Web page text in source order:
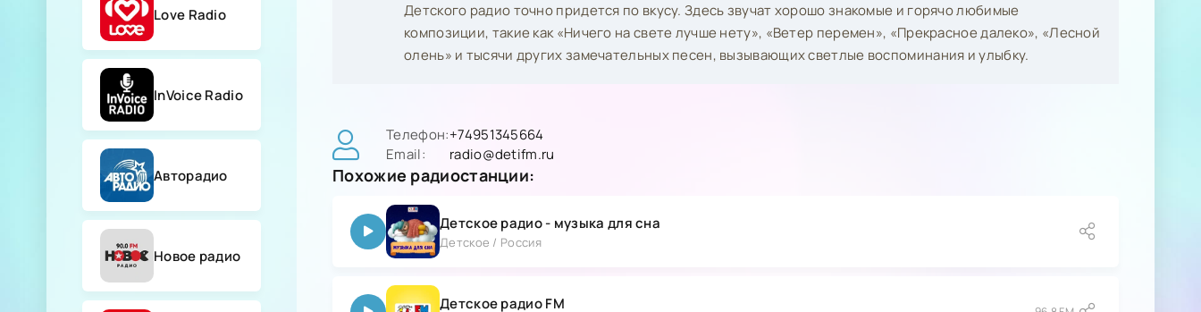
Love Radio
InVoice Radio
Авторадио
Новое радио
Детского радио точно придется по вкусу. Здесь звучат хорошо знакомые и горячо любимые
композиции, такие как «Ничего на свете лучше нету», «Ветер перемен», «Прекрасное далеко», «Лесной
олень» и тысячи других замечательных песен, вызывающих светлые воспоминания и улыбку.
Телефон:+74951345664
Email:
radio@detifm.ru
Похожие радиостанции:
Детское радио - музыка для сна
Детское / Россия
Детское радио FM